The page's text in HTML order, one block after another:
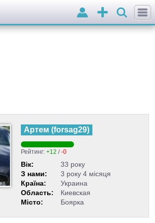
Додати
оголошення
Вхід
Артем (forsag29)
Рейтинг: +12 /-0
Вік:
33 року
З нами:
3 року 4 місяця
Країна:
Украина
Область:
Киевская
Місто:
Боярка